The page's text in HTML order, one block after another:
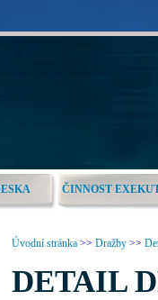
ČINNOST
Úvodní stránka >> Dražby >>
DETAIL